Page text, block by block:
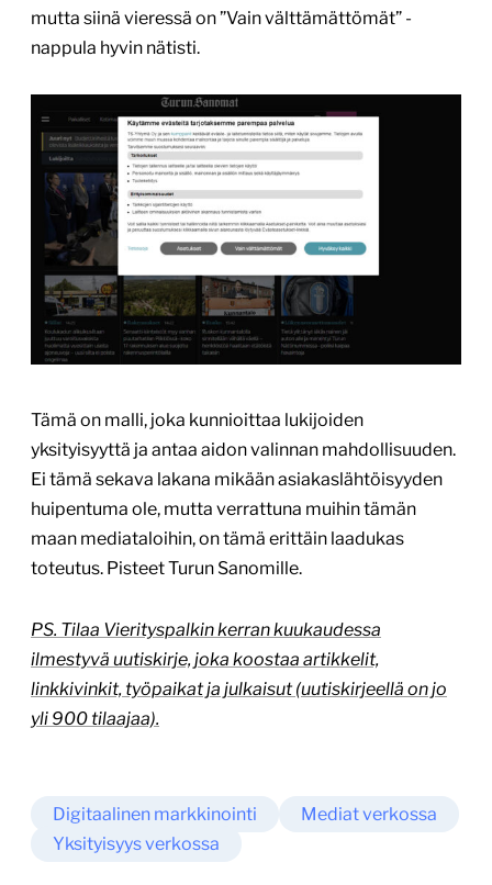
mutta siinä vieressä on ”Vain välttämättömät” -
nappula hyvin nätisti.
Tämä on malli, joka kunnioittaa lukijoiden
yksityisyyttä ja antaa aidon valinnan mahdollisuuden.
Ei tämä sekava lakana mikään asiakaslähtöisyyden
huipentuma ole, mutta verrattuna muihin tämän
maan mediataloihin, on tämä erittäin laadukas
toteutus. Pisteet Turun Sanomille.
PS. Tilaa Vierityspalkin kerran kuukaudessa
ilmestyvä uutiskirje, joka koostaa artikkelit,
linkkivinkit, työpaikat ja julkaisut (uutiskirjeellä on jo
yli 900 tilaajaa).
Digitaalinen markkinointi
Mediat verkossa
Yksityisyys verkossa